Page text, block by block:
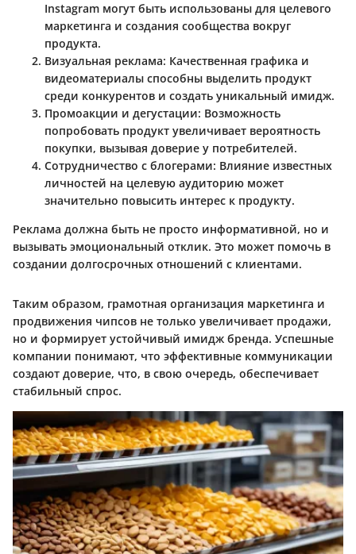
Instagram могут быть использованы для целевого
маркетинга и создания сообщества вокруг
продукта.
Визуальная реклама: Качественная графика и
видеоматериалы способны выделить продукт
среди конкурентов и создать уникальный имидж.
Промоакции и дегустации: Возможность
попробовать продукт увеличивает вероятность
покупки, вызывая доверие у потребителей.
Сотрудничество с блогерами: Влияние известных
личностей на целевую аудиторию может
значительно повысить интерес к продукту.
Реклама должна быть не просто информативной, но и
вызывать эмоциональный отклик. Это может помочь в
создании долгосрочных отношений с клиентами.
Таким образом, грамотная организация маркетинга и
продвижения чипсов не только увеличивает продажи,
но и формирует устойчивый имидж бренда. Успешные
компании понимают, что эффективные коммуникации
создают доверие, что, в свою очередь, обеспечивает
стабильный спрос.